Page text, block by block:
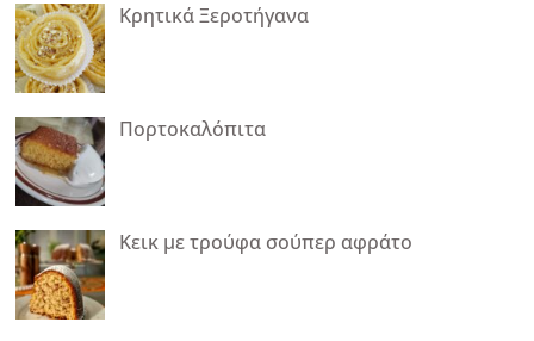
Κρητικά Ξεροτήγανα
Πορτοκαλόπιτα
Κεικ με τρούφα σούπερ αφράτο